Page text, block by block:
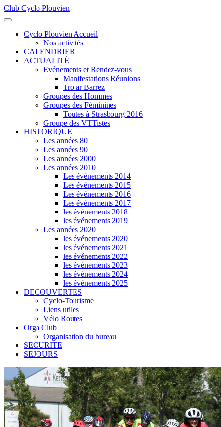
Club Cyclo Plouvien
Cyclo Plouvien Accueil
Nos activités
CALENDRIER
ACTUALITÉ
Evénements et Rendez-vous
Manifestations Réunions
Tro ar Barrez
Groupes des Hommes
Groupes des Féminines
Toutes à Strasbourg 2016
Groupe des VTTistes
HISTORIQUE
Les années 80
Les années 90
Les années 2000
Les années 2010
Les événements 2014
Les événements 2015
Les événements 2016
Les événements 2017
les événements 2018
les événements 2019
Les années 2020
les événements 2020
les événements 2021
les événements 2022
les événements 2023
les événements 2024
les événements 2025
DECOUVERTES
Cyclo-Tourisme
Liens utiles
Vélo Routes
Orga Club
Organisation du bureau
SECURITE
SEJOURS
précédente
précédent
suivante
suivant